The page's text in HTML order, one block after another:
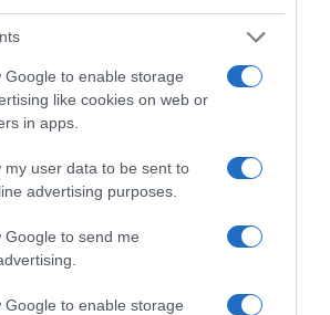
Google to enable storage
like cookies on web or
in apps.
my user data to be sent to
advertising purposes.
Google to send me
Google to enable storage
limoncellóval